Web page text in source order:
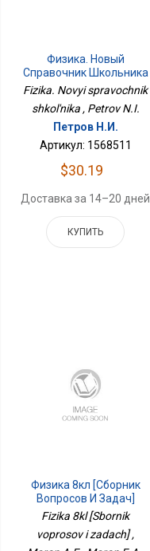
Физика. Новый
Справочник Школьника
Fizika. Novyi spravochnik
shkol'nika , Petrov N.I.
Петров Н.И.
Артикул: 1568511
$30.19
Доставка за 14–20 дней
КУПИТЬ
Физика 8кл [Сборник
Вопросов И Задач]
Fizika 8kl [Sbornik
voprosov i zadach] ,